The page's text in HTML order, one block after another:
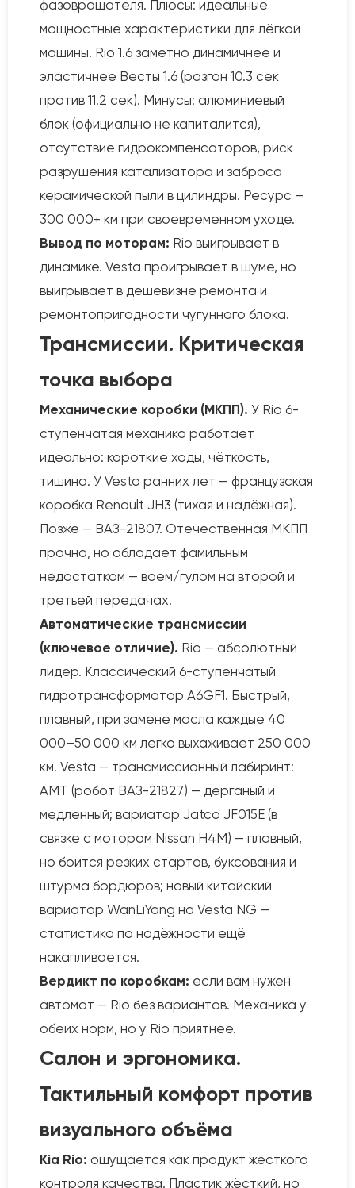
фазовращателя. Плюсы: идеальные
мощностные характеристики для лёгкой
машины. Rio 1.6 заметно динамичнее и
эластичнее Весты 1.6 (разгон 10.3 сек
против 11.2 сек). Минусы: алюминиевый
блок (официально не капиталится),
отсутствие гидрокомпенсаторов, риск
разрушения катализатора и заброса
керамической пыли в цилиндры. Ресурс —
300 000+ км при своевременном уходе.
Вывод по моторам: Rio выигрывает в
динамике. Vesta проигрывает в шуме, но
выигрывает в дешевизне ремонта и
ремонтопригодности чугунного блока.
Трансмиссии. Критическая
точка выбора
Механические коробки (МКПП). У Rio 6-
ступенчатая механика работает
идеально: короткие ходы, чёткость,
тишина. У Vesta ранних лет — французская
коробка Renault JH3 (тихая и надёжная).
Позже — ВАЗ-21807. Отечественная МКПП
прочна, но обладает фамильным
недостатком — воем/гулом на второй и
третьей передачах.
Автоматические трансмиссии
(ключевое отличие). Rio — абсолютный
лидер. Классический 6-ступенчатый
гидротрансформатор A6GF1. Быстрый,
плавный, при замене масла каждые 40
000–50 000 км легко выхаживает 250 000
км. Vesta — трансмиссионный лабиринт:
АМТ (робот ВАЗ-21827) — дерганый и
медленный; вариатор Jatco JF015E (в
связке с мотором Nissan H4M) — плавный,
но боится резких стартов, буксования и
штурма бордюров; новый китайский
вариатор WanLiYang на Vesta NG —
статистика по надёжности ещё
накапливается.
Вердикт по коробкам: если вам нужен
автомат — Rio без вариантов. Механика у
обеих норм, но у Rio приятнее.
Салон и эргономика.
Тактильный комфорт против
визуального объёма
Kia Rio: ощущается как продукт жёсткого
контроля качества. Пластик жёсткий, но